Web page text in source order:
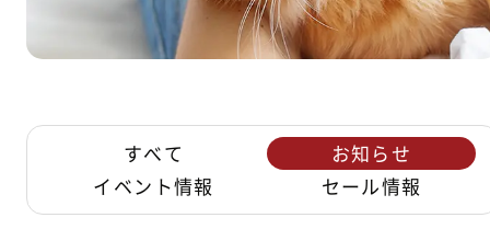
すべて
お知らせ
イベント情報
セール情報